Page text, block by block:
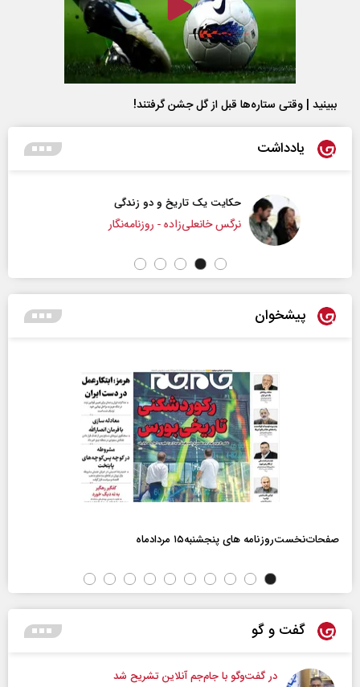
ببینید | وقتی ستاره‌ها قبل از گل جشن گرفتند!
یادداشت
حکایت یک تاریخ و دو زندگی
نرگس خانعلی‌زاده - روزنامه‌نگار
پیشخوان
صفحات‌نخست‌روزنامه ها‌ی پنجشنبه‌۱۵ مردادماه
گفت و گو
در گفت‌و‌گو با جام‌جم آنلاین تشریح شد